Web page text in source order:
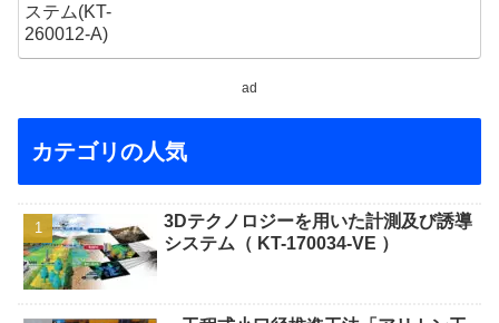
ad
カテゴリの人気
3Dテクノロジーを用いた計測及び誘導
システム（ KT-170034-VE ）